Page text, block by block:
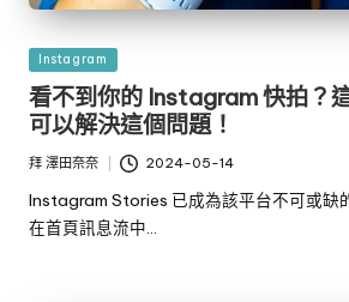
發
佈
於
Instagram
看不到你的 Instagram 快拍？
可以解決這個問題！
發
者
拜 澤田奈奈 2024-05-14
Instagram Stories 已成為該平台不可或缺
在首頁訊息流中…